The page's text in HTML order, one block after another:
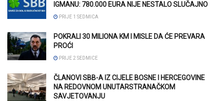
IGMANU: 780.000 EURA NIJE NESTALO SLUČAJNO
PRIJE 1 SEDMICA
POKRALI 30 MILIONA KM I MISLE DA ĆE PREVARA
PROĆI
PRIJE 2 SEDMICE
ČLANOVI SBB-A IZ CIJELE BOSNE I HERCEGOVINE
NA REDOVNOM UNUTARSTRANAČKOM
SAVJETOVANJU